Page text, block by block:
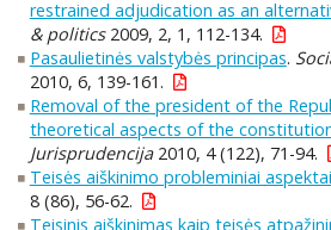
restrained adjudication as an
& politics2009, 2, 1, 112-134.
Pasaulietinės valstybės principas.
2010, 6, 139-161.
Removal of the president of the
theoretical aspects of the
Jurisprudencija2010, 4 (122), 71-94.
Teisės aiškinimo probleminiai aspektai
8 (86), 56-62.
Teisinis aiškinimas kaip teisės